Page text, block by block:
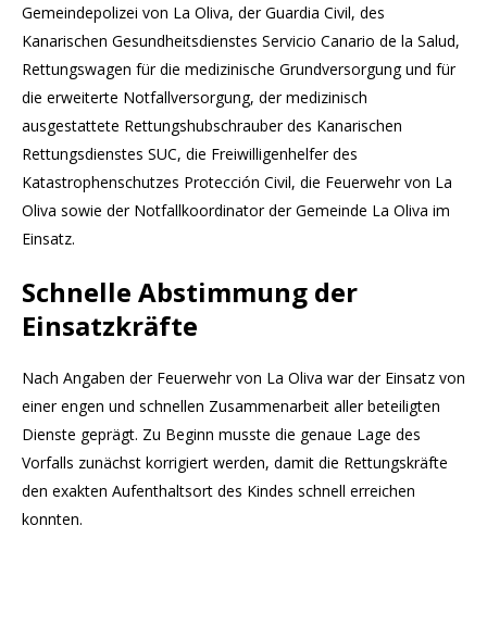
Gemeindepolizei von La Oliva, der Guardia Civil, des
Kanarischen Gesundheitsdienstes Servicio Canario de la Salud,
Rettungswagen für die medizinische Grundversorgung und für
die erweiterte Notfallversorgung, der medizinisch
ausgestattete Rettungshubschrauber des Kanarischen
Rettungsdienstes SUC, die Freiwilligenhelfer des
Katastrophenschutzes Protección Civil, die Feuerwehr von La
Oliva sowie der Notfallkoordinator der Gemeinde La Oliva im
Einsatz.
Schnelle Abstimmung der
Einsatzkräfte
Nach Angaben der Feuerwehr von La Oliva war der Einsatz von
einer engen und schnellen Zusammenarbeit aller beteiligten
Dienste geprägt. Zu Beginn musste die genaue Lage des
Vorfalls zunächst korrigiert werden, damit die Rettungskräfte
den exakten Aufenthaltsort des Kindes schnell erreichen
konnten.